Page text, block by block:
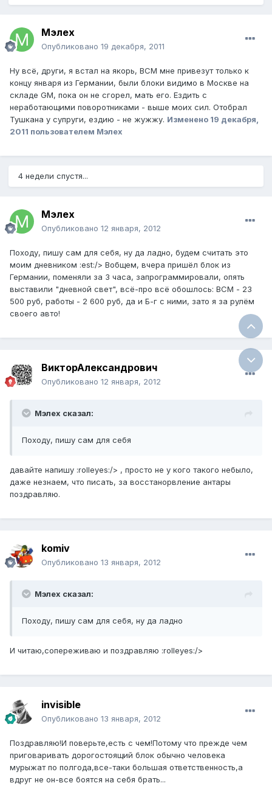
Мэлех
Опубликовано 19 декабря, 2011
Ну всё, други, я встал на якорь, ВСМ мне привезут только к
концу января из Германии, были блоки видимо в Москве на
складе GM, пока он не сгорел, мать его. Ездить с
неработающими поворотниками - выше моих сил. Отобрал
Тушкана у супруги, ездию - не жужжу. Изменено 19 декабря,
2011 пользователем Мэлех
4 недели спустя...
Мэлех
Опубликовано 12 января, 2012
Походу, пишу сам для себя, ну да ладно, будем считать это
моим дневником :est:/> Вобщем, вчера пришёл блок из
Германии, поменяли за 3 часа, запрограммировали, опять
выставили "дневной свет", всё-про всё обошлось: ВСМ - 23
500 руб, работы - 2 600 руб, да и Б-г с ними, зато я за рулём
своего авто!
ВикторАлександрович
Опубликовано 12 января, 2012
Мэлех сказал:
Походу, пишу сам для себя
давайте напишу :rolleyes:/> , просто не у кого такого небыло,
даже незнаем, что писать, за восстанорвление антары
поздравляю.
komiv
Опубликовано 13 января, 2012
Мэлех сказал:
Походу, пишу сам для себя, ну да ладно
И читаю,сопереживаю и поздравляю :rolleyes:/>
invisible
Опубликовано 13 января, 2012
Поздравляю!И поверьте,есть с чем!Потому что прежде чем
приговаривать дорогостоящий блок обычно человека
мурыжат по полгода,все-таки большая ответственность,а
вдруг не он-все боятся на себя брать...